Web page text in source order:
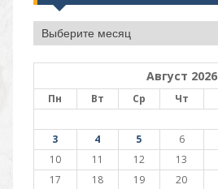
Архив
Август 2026
Пн Вт Ср Чт
3
4 5 6
10
11 12 13
17
18 19 20